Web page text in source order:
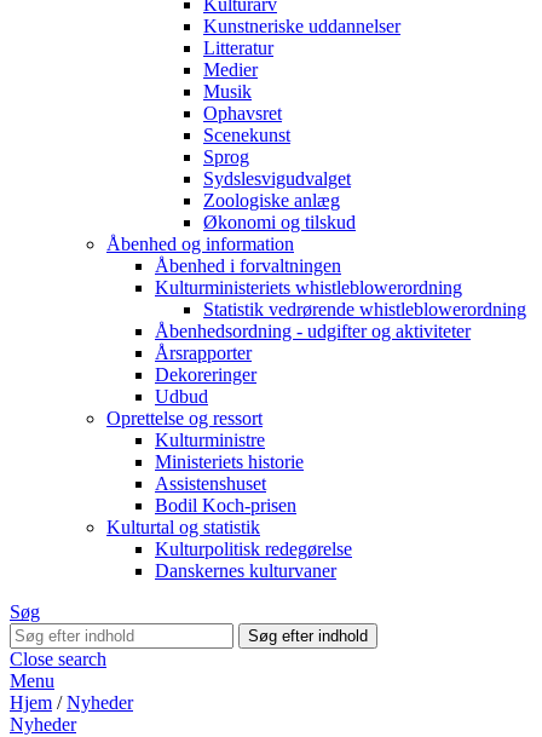
Kulturarv
Kunstneriske uddannelser
Litteratur
Medier
Musik
Ophavsret
Scenekunst
Sprog
Sydslesvigudvalget
Zoologiske anlæg
Økonomi og tilskud
Åbenhed og information
Åbenhed i forvaltningen
Kulturministeriets whistleblowerordning
Statistik vedrørende whistleblowerordning
Åbenhedsordning - udgifter og aktiviteter
Årsrapporter
Dekoreringer
Udbud
Oprettelse og ressort
Kulturministre
Ministeriets historie
Assistenshuset
Bodil Koch-prisen
Kulturtal og statistik
Kulturpolitisk redegørelse
Danskernes kulturvaner
Søg
Close search
Menu
Hjem /Nyheder
Nyheder